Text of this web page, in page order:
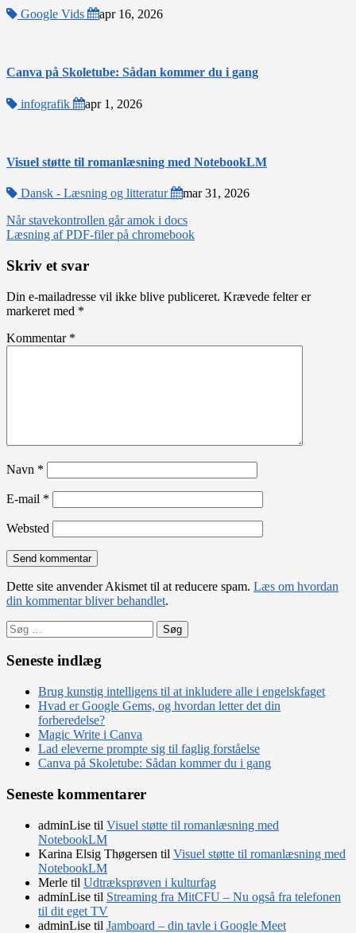
Google Vids apr 16, 2026
Canva på Skoletube: Sådan kommer du i gang
infografik apr 1, 2026
Visuel støtte til romanlæsning med NotebookLM
Dansk - Læsning og litteratur mar 31, 2026
Indlægsnavigation
Når stavekontrollen går amok i docs
Læsning af PDF-filer på chromebook
Skriv et svar
Din e-mailadresse vil ikke blive publiceret. Krævede felter er
markeret med *
Kommentar *
Navn *
E-mail *
Websted
Dette site anvender Akismet til at reducere spam. Læs om hvordan
din kommentar bliver behandlet.
Søg
efter:
Seneste indlæg
Brug kunstig intelligens til at inkludere alle i engelskfaget
Hvad er Google Gems, og hvordan letter det din
forberedelse?
Magic Write i Canva
Lad eleverne prompte sig til faglig forståelse
Canva på Skoletube: Sådan kommer du i gang
Seneste kommentarer
adminLise til Visuel støtte til romanlæsning med
NotebookLM
Karina Elsig Thøgersen til Visuel støtte til romanlæsning med
NotebookLM
Merle til Udtræksprøven i kulturfag
adminLise til Streaming fra MitCFU – Nu også fra telefonen
til dit eget TV
adminLise til Jamboard – din tavle i Google Meet